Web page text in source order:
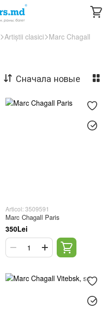
Artiștii clasici Marc Chagall
Сначала новые
Articol: 3509591
Marc Chagall Paris
350Lei